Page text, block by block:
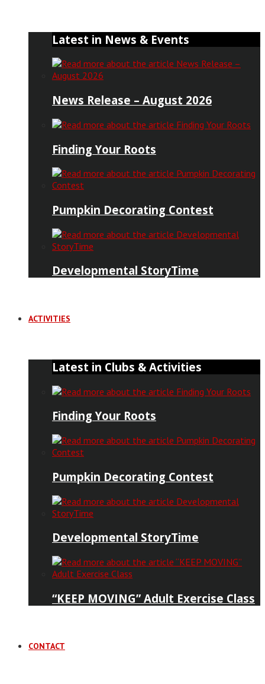
Latest in News & Events
News Release – August 2026
Finding Your Roots
Pumpkin Decorating Contest
Developmental StoryTime
ACTIVITIES
Latest in Clubs & Activities
Finding Your Roots
Pumpkin Decorating Contest
Developmental StoryTime
“KEEP MOVING” Adult Exercise Class
CONTACT